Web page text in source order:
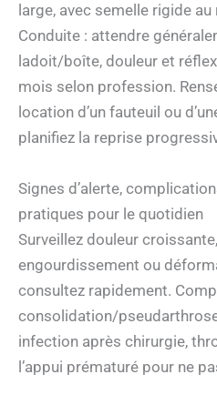
large, avec semelle rigide
Conduite : attendre
ladoit/boîte, douleur et
mois selon profession.
location d’un fauteuil ou
planifiez la reprise
Signes d’alerte,
pratiques pour le quotidien
Surveillez douleur
engourdissement ou
consultez rapidement.
consolidation/
infection après chirurgie,
l’appui prématuré pour ne